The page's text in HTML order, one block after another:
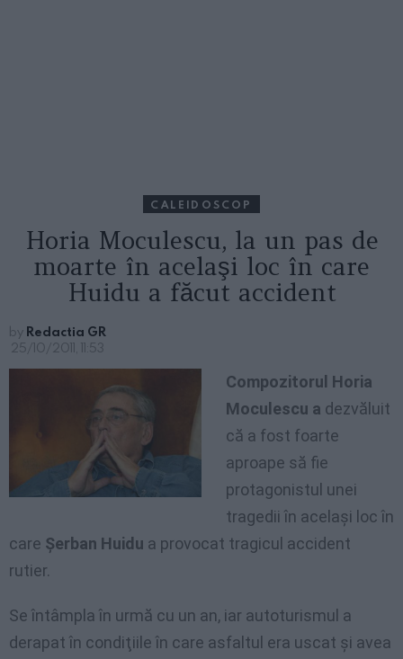
CALEIDOSCOP
Horia Moculescu, la un pas de
moarte în acelaşi loc în care
Huidu a făcut accident
by Redactia GR
25/10/2011, 11:53
Compozitorul Horia
Moculescu a dezvăluit
că a fost foarte
aproape să fie
protagonistul unei
tragedii în acelaşi loc în
care Şerban Huidu a provocat tragicul accident
rutier.
Se întâmpla în urmă cu un an, iar autoturismul a
derapat în condiţiile în care asfaltul era uscat şi avea